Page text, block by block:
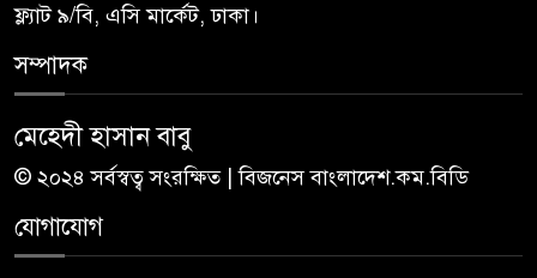
ফ্ল্যাট ৯/বি, এসি মার্কেট, ঢাকা।
সম্পাদক
মেহেদী হাসান বাবু
© ২০২৪ সর্বস্বত্ব সংরক্ষিত | বিজনেস বাংলাদেশ.কম.বিডি
যোগাযোগ